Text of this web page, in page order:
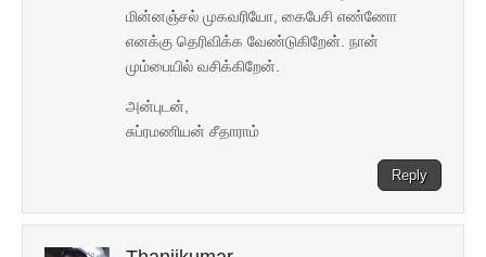
மின்னஞ்சல் முகவரியோ, கைபேசி எண்ணோ
எனக்கு தெரிவிக்க வேண்டுகிறேன். நான்
மும்பையில் வசிக்கிறேன்.
அன்புடன்,
சுப்ரமணியன் சீதாராம்
Reply